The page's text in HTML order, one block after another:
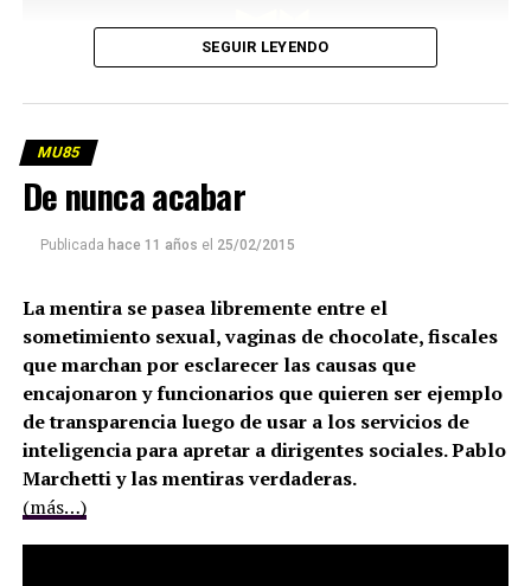
SEGUIR LEYENDO
MU85
De nunca acabar
Publicada hace 11 años el 25/02/2015
La mentira se pasea libremente entre el
sometimiento sexual, vaginas de chocolate, fiscales
que marchan por esclarecer las causas que
encajonaron y funcionarios que quieren ser ejemplo
de transparencia luego de usar a los servicios de
inteligencia para apretar a dirigentes sociales. Pablo
Marchetti y las mentiras verdaderas.
(más…)